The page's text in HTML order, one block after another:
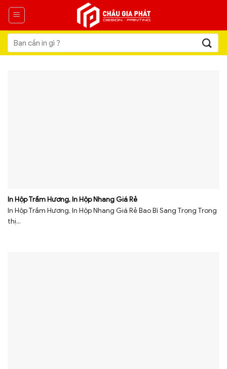
Skip
content
Tìm
kiếm:
In Hộp Trầm Hương, In Hộp Nhang Giá Rẻ
In Hộp Trầm Hương, In Hộp Nhang Giá Rẻ Bao Bì Sang Trọng Trong
thị...